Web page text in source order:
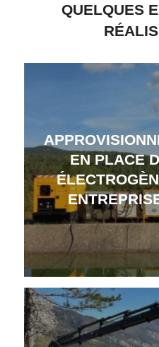
QUELQUES
EN PLACE